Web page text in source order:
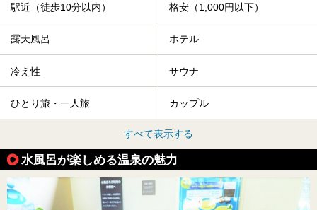
駅近（徒歩10分以内） 格安（1,000円以下）
露天風呂 ホテル
冷え性 サウナ
ひとり旅・一人旅 カップル
すべて表示する
水風呂が楽しめる温泉の魅力